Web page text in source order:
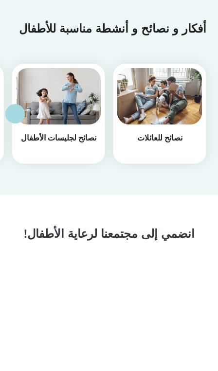
أفكار و نصائح و أنشطة مناسبة للأطفال
نصائح للعائلات نصائح لجليسات الأطفال
انضمي إلى مجتمعنا لرعاية الأطفال!